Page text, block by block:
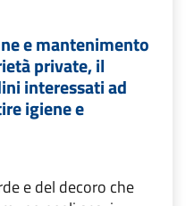
e mantenimento
private, il
interessati ad
igiene e
e del decoro che